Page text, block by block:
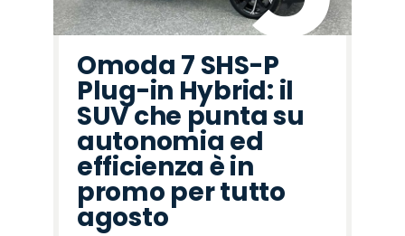
Omoda 7 SHS-P
Plug-in Hybrid: il
SUV che punta su
autonomia ed
efficienza è in
promo per tutto
agosto